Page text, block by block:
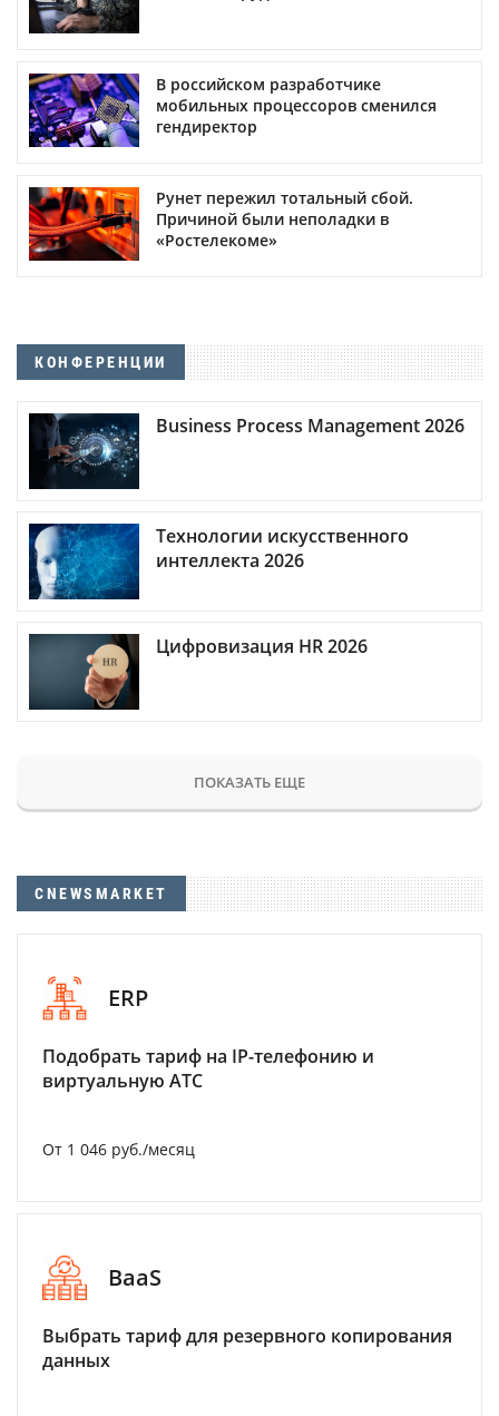
В российском разработчике
мобильных процессоров сменился
гендиректор
Рунет пережил тотальный сбой.
Причиной были неполадки в
«Ростелекоме»
КОНФЕРЕНЦИИ
Business Process Management 2026
Технологии искусственного
интеллекта 2026
Цифровизация HR 2026
ПОКАЗАТЬ ЕЩЕ
CNEWSMARKET
ERP
Подобрать тариф на IP-телефонию и
виртуальную АТС
От 1 046 руб./месяц
BaaS
Выбрать тариф для резервного копирования
данных